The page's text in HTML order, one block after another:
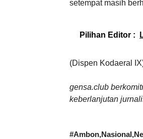
setempat masih
Pilihan Editor :
(Dispen Kodaeral
gensa.club
keberlanjutan
#Ambon Nasional